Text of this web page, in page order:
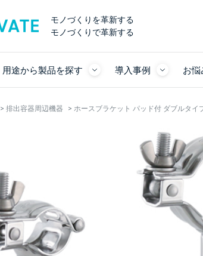
モノづくりを革新する
モノづくりで革新する
用途から製品を探す 導入事例 お悩
> 排出容器周辺機器 > ホースブラケット パッド付 ダブルタイ